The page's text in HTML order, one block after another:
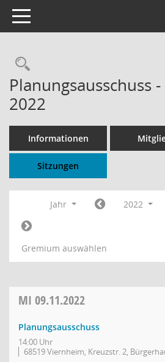
Toggle navigation
Rechercheauswahl
Planungsausschuss
2022
Informationen
Sitzungen
Jahr 2022
Gremium auswählen
MI 09.11.2022
Planungsausschuss
14:00 Uhr
68519 Viernheim, Kreuzstr. 2,